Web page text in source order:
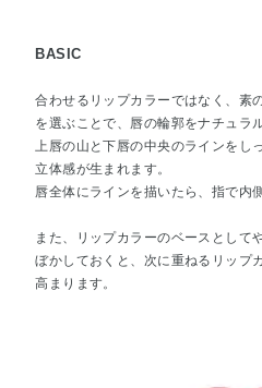
BASIC
合わせるリップカラーではなく、素
を選ぶことで、唇の輪郭をナチュラ
上唇の山と下唇の中央のラインをし
立体感が生まれます。
唇全体にラインを描いたら、指で内
また、リップカラーのベースとして
ぼかしておくと、次に重ねるリップ
高まります。